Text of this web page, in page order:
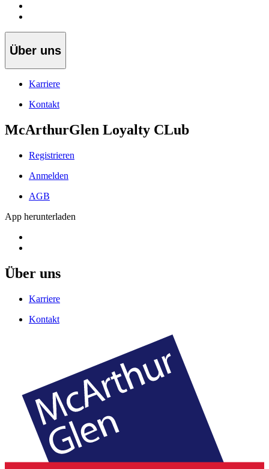
Über uns
Karriere
Kontakt
McArthurGlen Loyalty CLub
Registrieren
Anmelden
AGB
App herunterladen
Über uns
Karriere
Kontakt